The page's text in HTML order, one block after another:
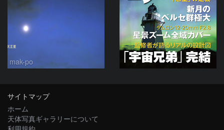
mak-po
サイトマップ
ホーム
天体写真ギャラリーについて